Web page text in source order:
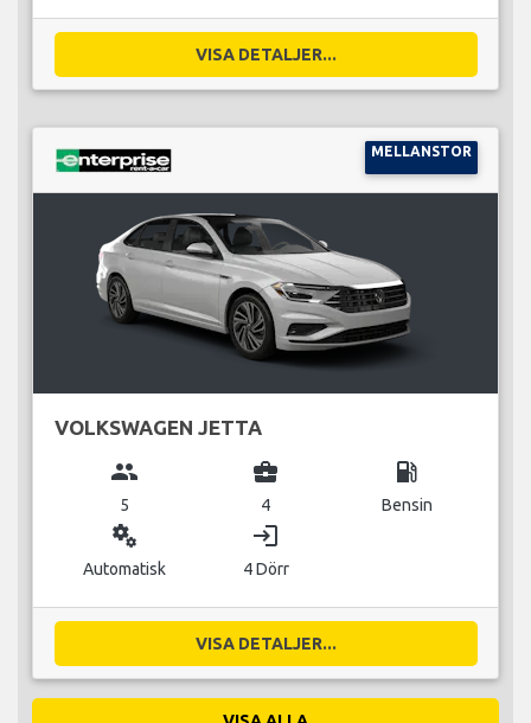
VISA DETALJER...
MELLANSTOR
VOLKSWAGEN JETTA
group
5
business_center
4
local_gas_station
Bensin
miscellaneous_services
Automatisk
login
4 Dörr
VISA DETALJER...